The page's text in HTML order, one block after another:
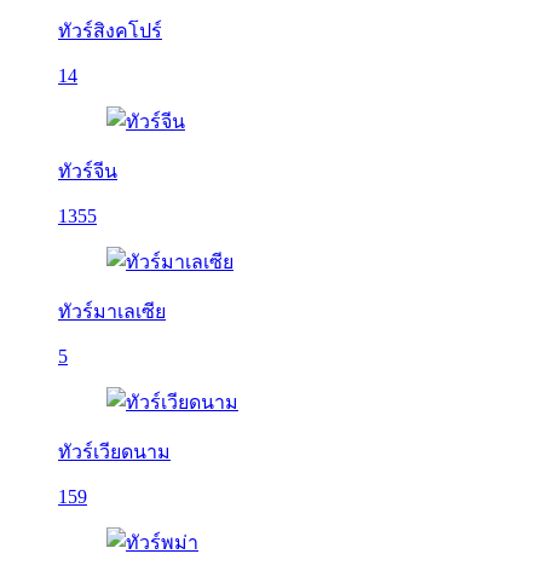
ทัวร์สิงคโปร์
14
ทัวร์จีน
1355
ทัวร์มาเลเซีย
5
ทัวร์เวียดนาม
159